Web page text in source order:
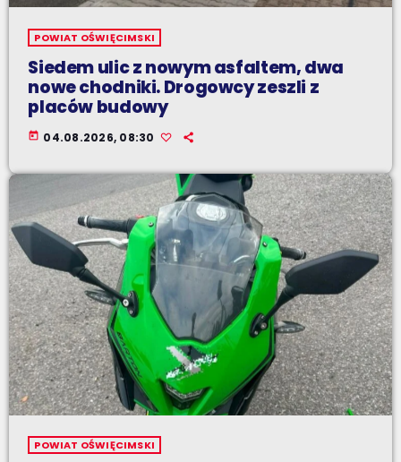
POWIAT OŚWIĘCIMSKI
Siedem ulic z nowym asfaltem, dwa
nowe chodniki. Drogowcy zeszli z
placów budowy
today 04.08.2026, 08:30
POWIAT OŚWIĘCIMSKI